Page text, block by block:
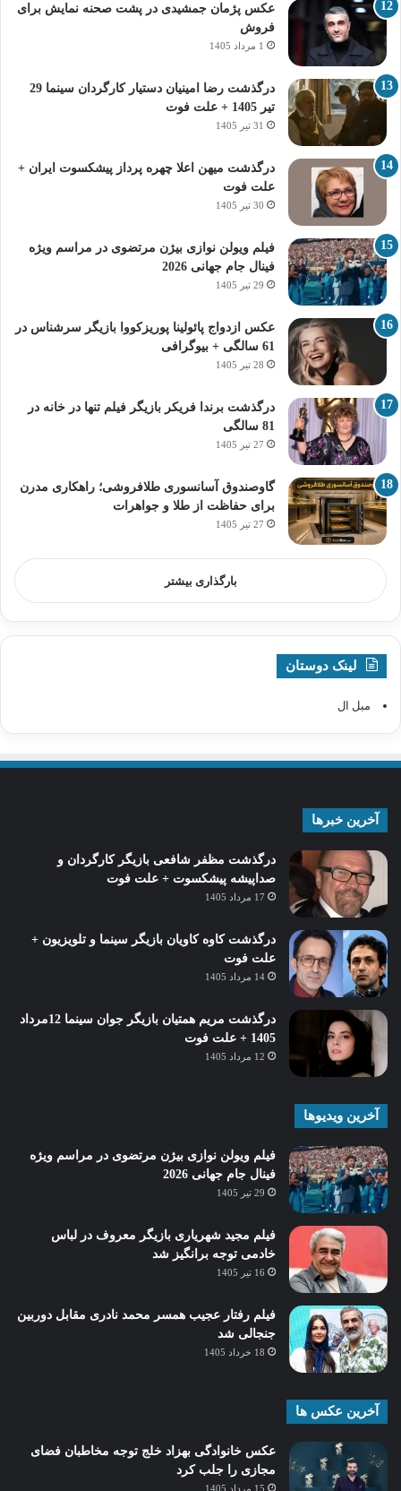
عکس پژمان جمشیدی در پشت صحنه نمایش برای
فروش
1 مرداد 1405
درگذشت رضا امینیان دستیار کارگردان سینما 29
تیر 1405 + علت فوت
31 تیر 1405
درگذشت میهن اعلا چهره پرداز پیشکسوت ایران +
علت فوت
30 تیر 1405
فیلم ویولن نوازی بیژن مرتضوی در مراسم ویژه
فینال جام جهانی 2026
29 تیر 1405
عکس ازدواج پائولینا پوریزکووا بازیگر سرشناس در
61 سالگی + بیوگرافی
28 تیر 1405
درگذشت برندا فریکر بازیگر فیلم تنها در خانه در
81 سالگی
27 تیر 1405
گاوصندوق آسانسوری طلافروشی؛ راهکاری مدرن
برای حفاظت از طلا و جواهرات
27 تیر 1405
بارگذاری بیشتر
لینک دوستان
مبل ال
آخرین خبرها
درگذشت مظفر شافعی بازیگر کارگردان و
صداپیشه پیشکسوت + علت فوت
17 مرداد 1405
درگذشت کاوه کاویان بازیگر سینما و تلویزیون +
علت فوت
14 مرداد 1405
درگذشت مریم همتیان بازیگر جوان سینما 12مرداد
1405 + علت فوت
12 مرداد 1405
آخرین ویدیوها
فیلم ویولن نوازی بیژن مرتضوی در مراسم ویژه
فینال جام جهانی 2026
29 تیر 1405
فیلم مجید شهریاری بازیگر معروف در لباس
خادمی توجه برانگیز شد
16 تیر 1405
فیلم رفتار عجیب همسر محمد نادری مقابل دوربین
جنجالی شد
18 خرداد 1405
آخرین عکس ها
عکس خانوادگی بهزاد خلج توجه مخاطبان فضای
مجازی را جلب کرد
15 مرداد 1405